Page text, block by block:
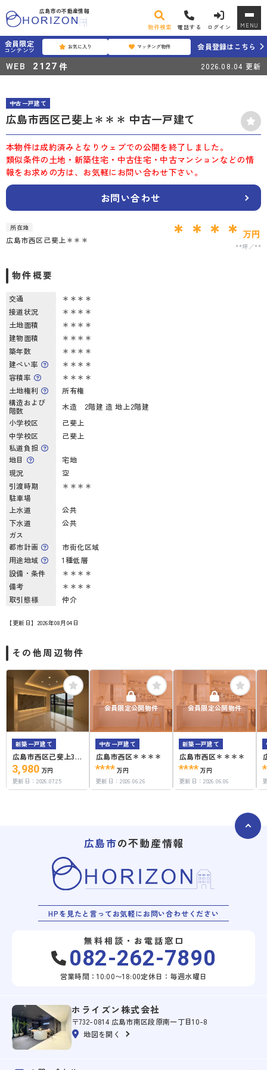
広島市の不動産情報
物件検索 電話する ログイン MENU
会員限定
コンテンツ お気に入り マッチング物件 会員登録はこちら
WEB 2127 件 2026.08.04 更新
中古一戸建て
広島市西区己斐上＊＊＊ 中古一戸建て
本物件は成約済みとなりウェブでの公開を終了しました。
類似条件の土地・新築住宅・中古住宅・中古マンションなどの情
報をお求めの方は、お気軽にお問い合わせ下さい。
お問い合わせ
所在地
広島市西区己斐上＊＊＊ ＊＊＊＊ 万円
**坪 **
物件概要
交通
＊＊＊＊
接道状況
＊＊＊＊
土地面積
＊＊＊＊
建物面積
＊＊＊＊
築年数
＊＊＊＊
建ぺい率
＊＊＊＊
容積率
＊＊＊＊
土地権利
所有権
構造および
階数
木造 2階建 造 地上2階建
小学校区
己斐上
中学校区
己斐上
私道負担
地目
宅地
現況
空
引渡時期
＊＊＊＊
駐車場
上水道
公共
下水道
公共
ガス
都市計画
市街化区域
用途地域
1種低層
設備・条件
＊＊＊＊
備考
＊＊＊＊
取引態様
仲介
【更新日】2026年08月04日
その他周辺物件
新築一戸建て
広島市西区己斐上3丁
目33-2
3,980 万円
更新日：2026.07.25
会員限定公開物件
中古一戸建て
広島市西区＊＊＊＊
**** 万円
更新日：2026.06.26
会員限定公開物件
新築一戸建て
広島市西区＊＊＊＊
**** 万円
更新日：2026.06.06
広島市の不動産情報
HPを見たと言ってお気軽にお問い合わせください
無料相談・お電話窓口
082-262-7890
営業時間：10:00〜18:00定休日：毎週水曜日
ホライズン株式会社
〒732-0814 広島市南区段原南一丁目10-8
地図を開く